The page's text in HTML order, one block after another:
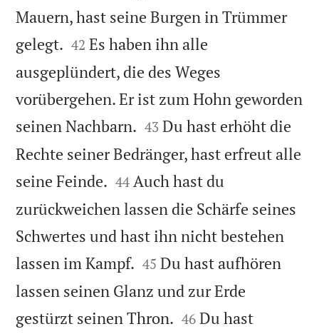
Mauern, hast seine Burgen in Trümmer
gelegt. 

42 Es haben ihn alle
ausgeplündert, die des Weges
vorübergehen. Er ist zum Hohn geworden
seinen Nachbarn. 

43 Du hast erhöht die
Rechte seiner Bedränger, hast erfreut alle
seine Feinde. 

44 Auch hast du
zurückweichen lassen die Schärfe seines
Schwertes und hast ihn nicht bestehen
lassen im Kampf. 

45 Du hast aufhören
lassen seinen Glanz und zur Erde
gestürzt seinen Thron. 

46 Du hast